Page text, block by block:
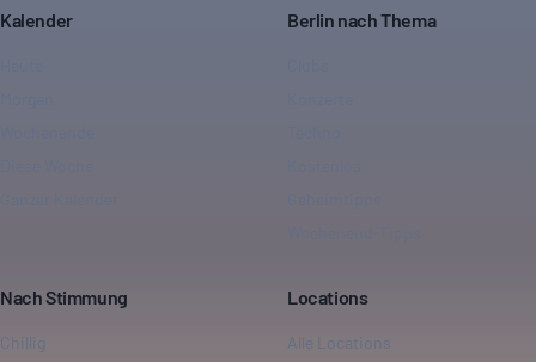
Kalender Berlin nach Thema
Nach Stimmung
Chillig
Locations
Alle Locations